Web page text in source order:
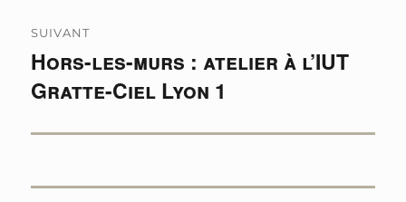
SUIVANT
Publication
suivante :
Hors-les-murs : atelier à l’IUT
Gratte-Ciel Lyon 1